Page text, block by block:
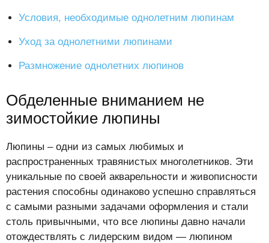
Условия, необходимые однолетним люпинам
Уход за однолетними люпинами
Размножение однолетних люпинов
Обделенные вниманием не
зимостойкие люпины
Люпины – одни из самых любимых и
распространенных травянистых многолетников. Эти
уникальные по своей акварельности и живописности
растения способны одинаково успешно справляться
с самыми разными задачами оформления и стали
столь привычными, что все люпины давно начали
отождествлять с лидерским видом — люпином